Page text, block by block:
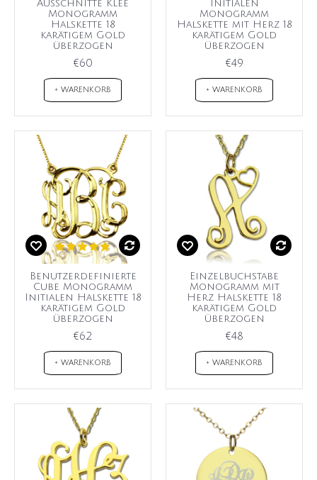
Ausschnitte Klee
Monogramm
Halskette 18
karätigem Gold
überzogen
€60
+ WARENKORB
Initialen
Monogramm
Halskette mit Herz 18
karätigem Gold
überzogen
€49
+ WARENKORB
Benutzerdefinierte
Cube Monogramm
Initialen Halskette 18
karätigem Gold
überzogen
€62
+ WARENKORB
Einzelbuchstabe
Monogramm mit
Herz Halskette 18
karätigem Gold
überzogen
€48
+ WARENKORB